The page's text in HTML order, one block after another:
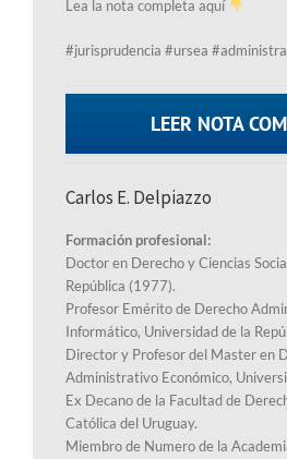
Lea la nota completa aquí
#jurisprudencia #ursea
LEER NOTA
Carlos E. Delpiazzo
Formación profesional:
Doctor en Derecho y Ciencias
República (1977).
Profesor Emérito de Derecho
Informático, Universidad de la
Director y Profesor del Master en
Administrativo Económico,
Ex Decano de la Facultad de
Católica del Uruguay.
Miembro de Numero de la